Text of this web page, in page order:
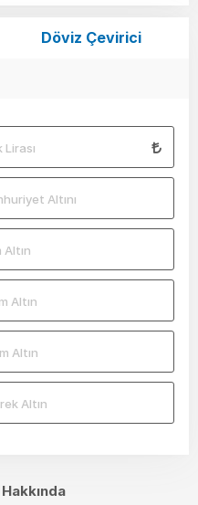
Döviz Çevirici
Lirası
Altını
Altın
Altın
Altın
Altın